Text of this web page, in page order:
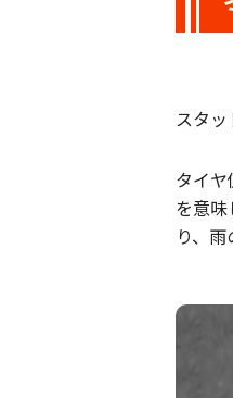
スタ
タイヤ
を意
り、